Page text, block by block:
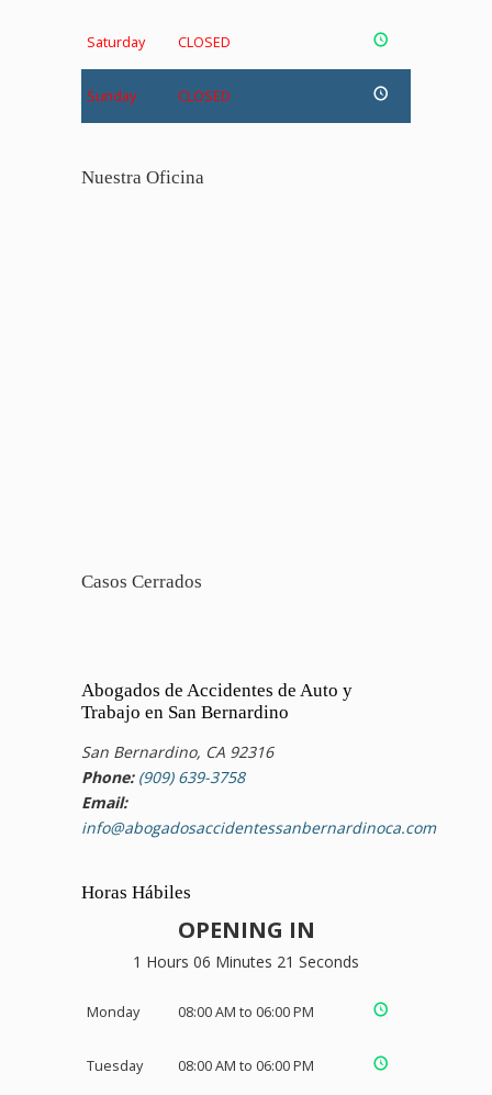
Saturday CLOSED
Sunday CLOSED
Nuestra Oficina
Casos Cerrados
Abogados de Accidentes de Auto y
Trabajo en San Bernardino
San Bernardino, CA 92316
Phone: (909) 639-3758
Email:
info@abogadosaccidentessanbernardinoca.com
Horas Hábiles
OPENING IN
1 Hours 06 Minutes 21 Seconds
Monday 08:00 AM to 06:00 PM
Tuesday 08:00 AM to 06:00 PM